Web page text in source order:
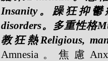
Insanity。躁狂抑鬱
disorders。多重性格
教狂熱Religious,
Amnesia。焦慮